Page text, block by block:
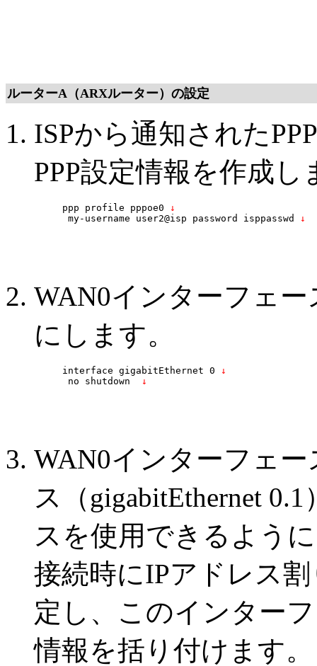
ルーターA（ARXルーター）の設定
ISPから通知された
PPP設定情報を作成し
ppp profile pppoe0 ↓
my-username user2@isp password isppasswd
↓
WAN0インターフェー
にします。
interface gigabitEthernet 0 ↓
no shutdown
↓
WAN0インターフェー
ス（gigabitEthernet
スを使用できるよう
接続時にIPアドレス
定し、このインター
情報を括り付けます。